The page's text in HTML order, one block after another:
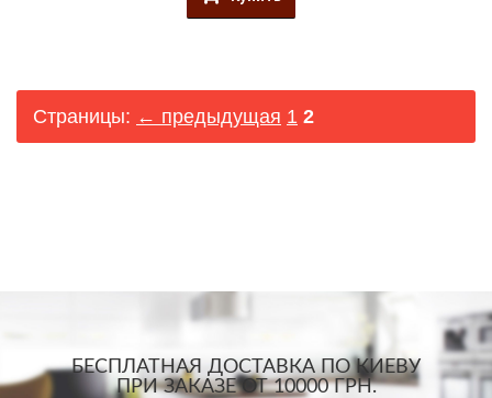
Страницы: ← предыдущая 1 2
БЕСПЛАТНАЯ ДОСТАВКА ПО КИЕВУ
ПРИ ЗАКАЗЕ ОТ 10000 ГРН.